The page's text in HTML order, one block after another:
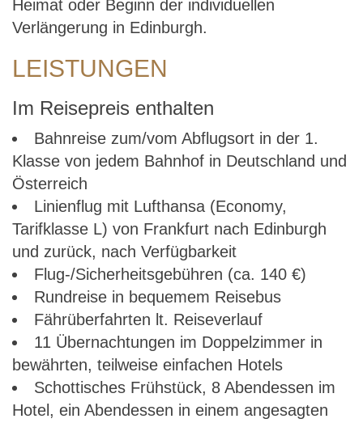
Heimat oder Beginn der individuellen
Verlängerung in Edinburgh.
LEISTUNGEN
Im Reisepreis enthalten
Bahnreise zum/vom Abflugsort in der 1.
Klasse von jedem Bahnhof in Deutschland und
Österreich
Linienflug mit Lufthansa (Economy,
Tarifklasse L) von Frankfurt nach Edinburgh
und zurück, nach Verfügbarkeit
Flug-/Sicherheitsgebühren (ca. 140 €)
Rundreise in bequemem Reisebus
Fährüberfahrten lt. Reiseverlauf
11 Übernachtungen im Doppelzimmer in
bewährten, teilweise einfachen Hotels
Schottisches Frühstück, 8 Abendessen im
Hotel, ein Abendessen in einem angesagten